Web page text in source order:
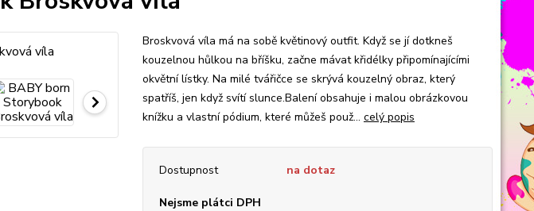
Broskvová víla má na sobě květinový outfit. Když se jí dotkneš
kouzelnou hůlkou na bříšku, začne mávat křidélky připomínajícími
okvětní lístky. Na milé tvářičce se skrývá kouzelný obraz, který
spatříš, jen když svítí slunce.Balení obsahuje i malou obrázkovou
knížku a vlastní pódium, které můžeš použ... celý popis
Dostupnost na dotaz
Nejsme plátci DPH